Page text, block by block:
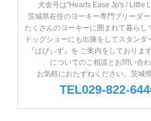
犬舎号は"Hearts Ease Jp's / Little
茨城県在住のヨーキー専門ブリーダー
たくさんのヨーキーに囲まれて暮らし
ドッグショーにも出陳をしてスタンダ
『ぱぴぃず』を ご案内をしておりま
についてのご相談とお問い合
お気軽におたずねください。茨城
TEL029-822-